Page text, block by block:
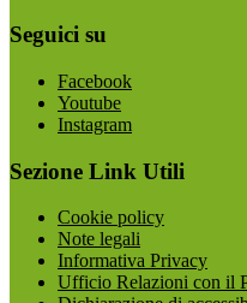
Seguici su
Facebook
Youtube
Instagram
Sezione Link Utili
Cookie policy
Note legali
Informativa Privacy
Ufficio Relazioni con il